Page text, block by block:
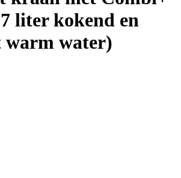
liter kokend en
warm water)